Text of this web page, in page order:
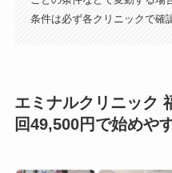
条件は必ず各クリニックで確
エミナルクリニック
回49,500円で始めや